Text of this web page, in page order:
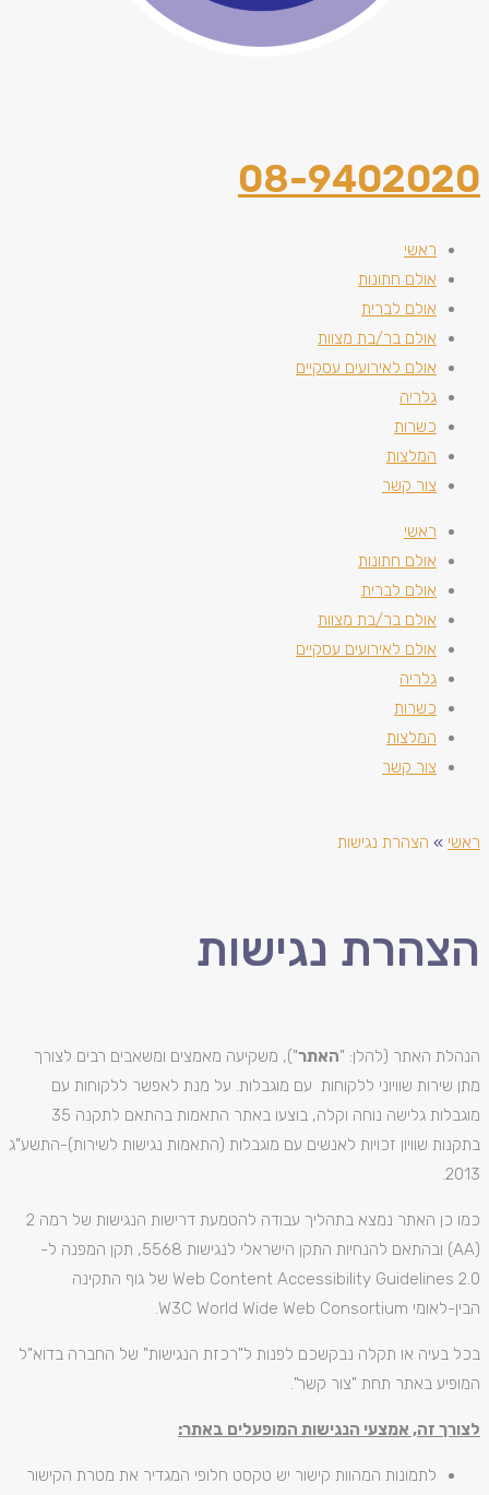
08-9402020
ראשי
אולם חתונות
אולם לברית
אולם בר/בת מצוות
אולם לאירועים עסקיים
גלריה
כשרות
המלצות
צור קשר
ראשי
אולם חתונות
אולם לברית
אולם בר/בת מצוות
אולם לאירועים עסקיים
גלריה
כשרות
המלצות
צור קשר
ראשי » הצהרת נגישות
הצהרת נגישות
הנהלת האתר (להלן: "האתר"), משקיעה מאמצים ומשאבים רבים לצורך
מתן שירות שוויוני ללקוחות עם מוגבלות. על מנת לאפשר ללקוחות עם
מוגבלות גלישה נוחה וקלה, בוצעו באתר התאמות בהתאם לתקנה 35
בתקנות שוויון זכויות לאנשים עם מוגבלות (התאמות נגישות לשירות)-התשע"ג
2013.
כמו כן האתר נמצא בתהליך עבודה להטמעת דרישות הנגישות של רמה 2
(AA) ובהתאם להנחיות התקן הישראלי לנגישות 5568, תקן המפנה ל-
Web Content Accessibility Guidelines 2.0 של גוף התקינה
הבין-לאומי W3C World Wide Web Consortium.
בכל בעיה או תקלה נבקשכם לפנות ל"רכזת הנגישות" של החברה בדוא"ל
המופיע באתר תחת "צור קשר".
לצורך זה, אמצעי הנגישות המופעלים באתר:
לתמונות המהוות קישור יש טקסט חלופי המגדיר את מטרת הקישור